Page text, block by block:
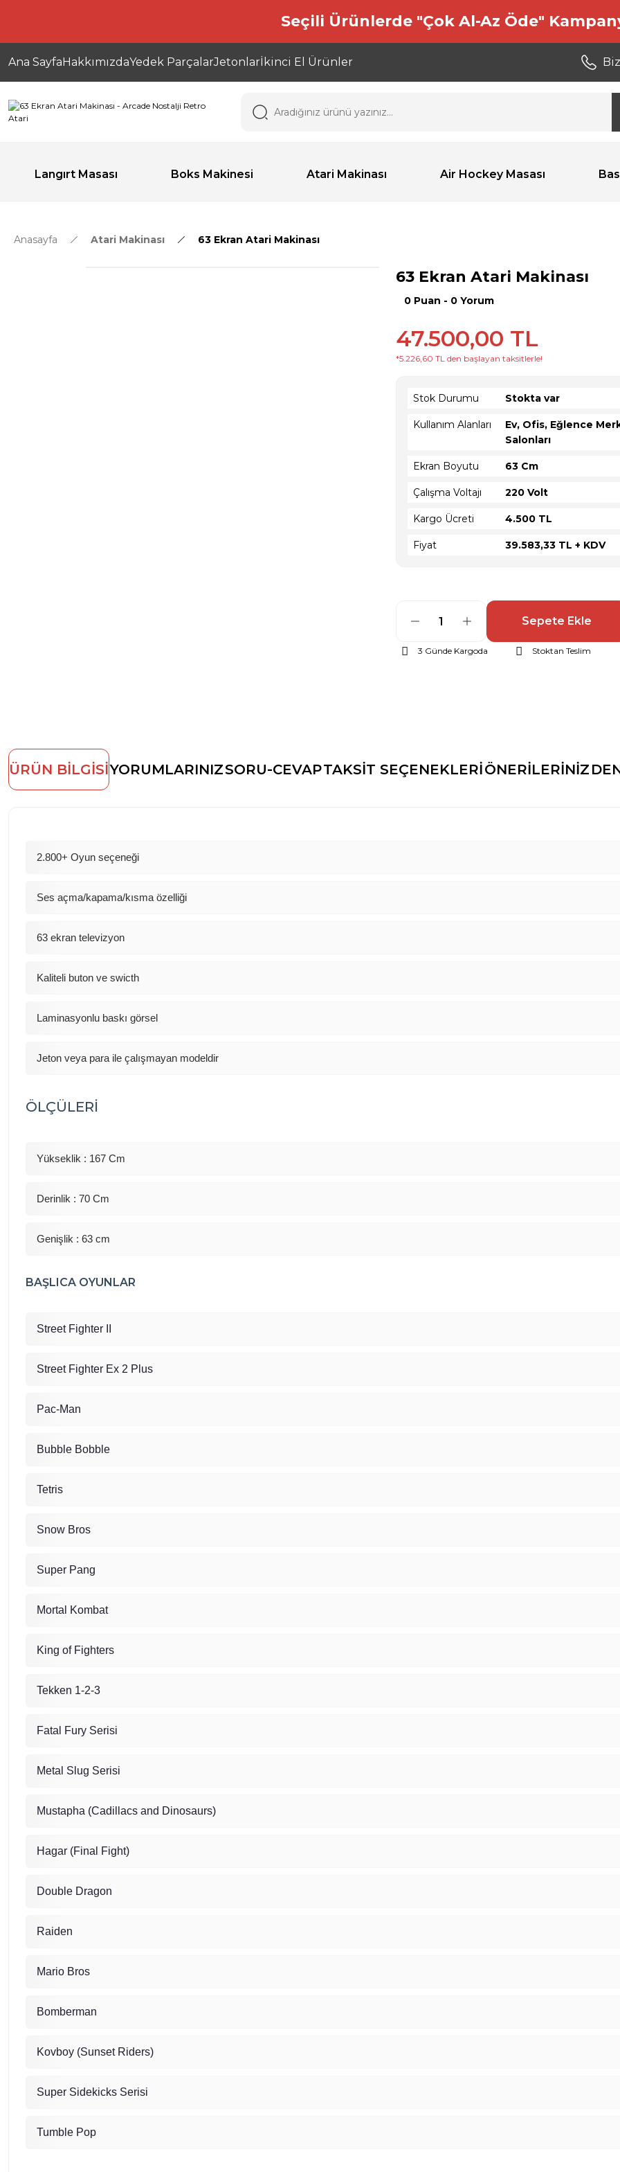
Seçili Ürünlerde "Çok Al-Az Öde"
Ana SayfaHakkımızdaYedek ParçalarJetonlarİkinci El Ürünler
Langırt Masası Boks Makinesi Atari Makinası Air Hockey Masası
Anasayfa Atari Makinası 63 Ekran Atari Makinası
63 Ekran Atari Makinası
0 Puan - 0 Yorum
47.500,00 TL
*5.226,60 TL den başlayan taksitlerle!
Stok Durumu Stokta var
Kullanım Alanları
Ev, Ofis, Eğlence
Salonları
Ekran Boyutu 63 Cm
Çalışma Voltajı 220 Volt
Kargo Ücreti 4.500 TL
Fiyat 39.583,33 TL + KDV
Sepete Ekle
3 Günde Kargoda Stoktan Teslim
ÜRÜN BİLGİSİYORUMLARINIZSORU-CEVAPTAKSİT SEÇENEKLERİÖNERİLERİNİZ
2.800+ Oyun seçeneği
Ses açma/kapama/kısma özelliği
63 ekran televizyon
Kaliteli buton ve swicth
Laminasyonlu baskı görsel
Jeton veya para ile çalışmayan modeldir
ÖLÇÜLERİ
Yükseklik : 167 Cm
Derinlik : 70 Cm
Genişlik : 63 cm
BAŞLICA OYUNLAR
Street Fighter II
Street Fighter Ex 2 Plus
Pac-Man
Bubble Bobble
Tetris
Snow Bros
Super Pang
Mortal Kombat
King of Fighters
Tekken 1-2-3
Fatal Fury Serisi
Metal Slug Serisi
Mustapha (Cadillacs and Dinosaurs)
Hagar (Final Fight)
Double Dragon
Raiden
Mario Bros
Bomberman
Kovboy (Sunset Riders)
Super Sidekicks Serisi
Tumble Pop